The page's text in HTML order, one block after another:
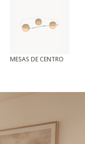
MESAS DE CENTRO